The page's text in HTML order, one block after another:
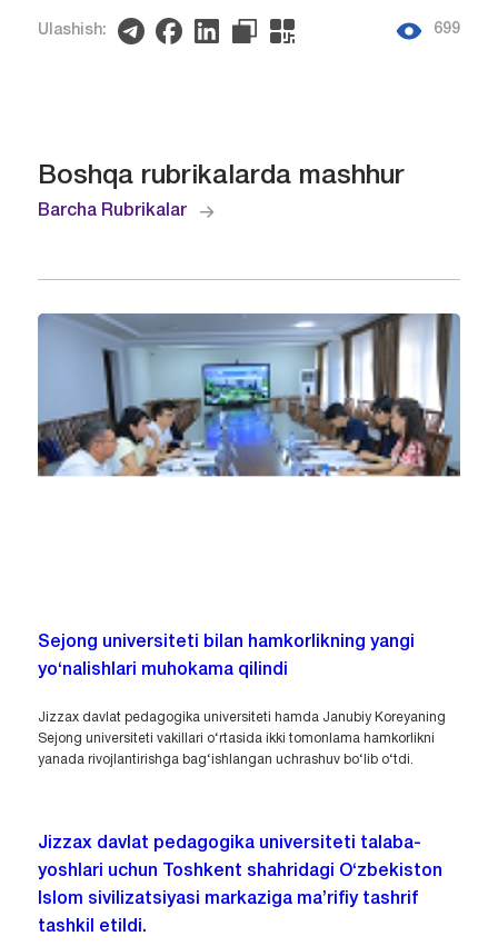
Ulashish: 699
Boshqa rubrikalarda mashhur
Barcha Rubrikalar
Sejong universiteti bilan hamkorlikning yangi
yo‘nalishlari muhokama qilindi
Jizzax davlat pedagogika universiteti hamda Janubiy Koreyaning
Sejong universiteti vakillari o‘rtasida ikki tomonlama hamkorlikni
yanada rivojlantirishga bag‘ishlangan uchrashuv bo‘lib o‘tdi.
Jizzax davlat pedagogika universiteti talaba-
yoshlari uchun Toshkent shahridagi O‘zbekiston
Islom sivilizatsiyasi markaziga ma’rifiy tashrif
tashkil etildi.